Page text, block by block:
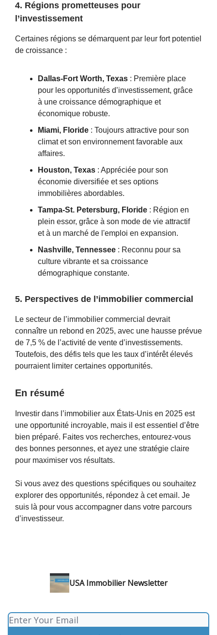
4. Régions prometteuses pour
l’investissement
Certaines régions se démarquent par leur fort potentiel
de croissance :
Dallas-Fort Worth, Texas : Première place
pour les opportunités d’investissement, grâce
à une croissance démographique et
économique robuste.
Miami, Floride : Toujours attractive pour son
climat et son environnement favorable aux
affaires.
Houston, Texas : Appréciée pour son
économie diversifiée et ses options
immobilières abordables.
Tampa-St. Petersburg, Floride : Région en
plein essor, grâce à son mode de vie attractif
et à un marché de l'emploi en expansion.
Nashville, Tennessee : Reconnu pour sa
culture vibrante et sa croissance
démographique constante.
5. Perspectives de l’immobilier commercial
Le secteur de l’immobilier commercial devrait
connaître un rebond en 2025, avec une hausse prévue
de 7,5 % de l’activité de vente d’investissements.
Toutefois, des défis tels que les taux d’intérêt élevés
pourraient limiter certaines opportunités.
En résumé
Investir dans l’immobilier aux États-Unis en 2025 est
une opportunité incroyable, mais il est essentiel d’être
bien préparé. Faites vos recherches, entourez-vous
des bonnes personnes, et ayez une stratégie claire
pour maximiser vos résultats.
Si vous avez des questions spécifiques ou souhaitez
explorer des opportunités, répondez à cet email. Je
suis là pour vous accompagner dans votre parcours
d’investisseur.
USA Immobilier Newsletter